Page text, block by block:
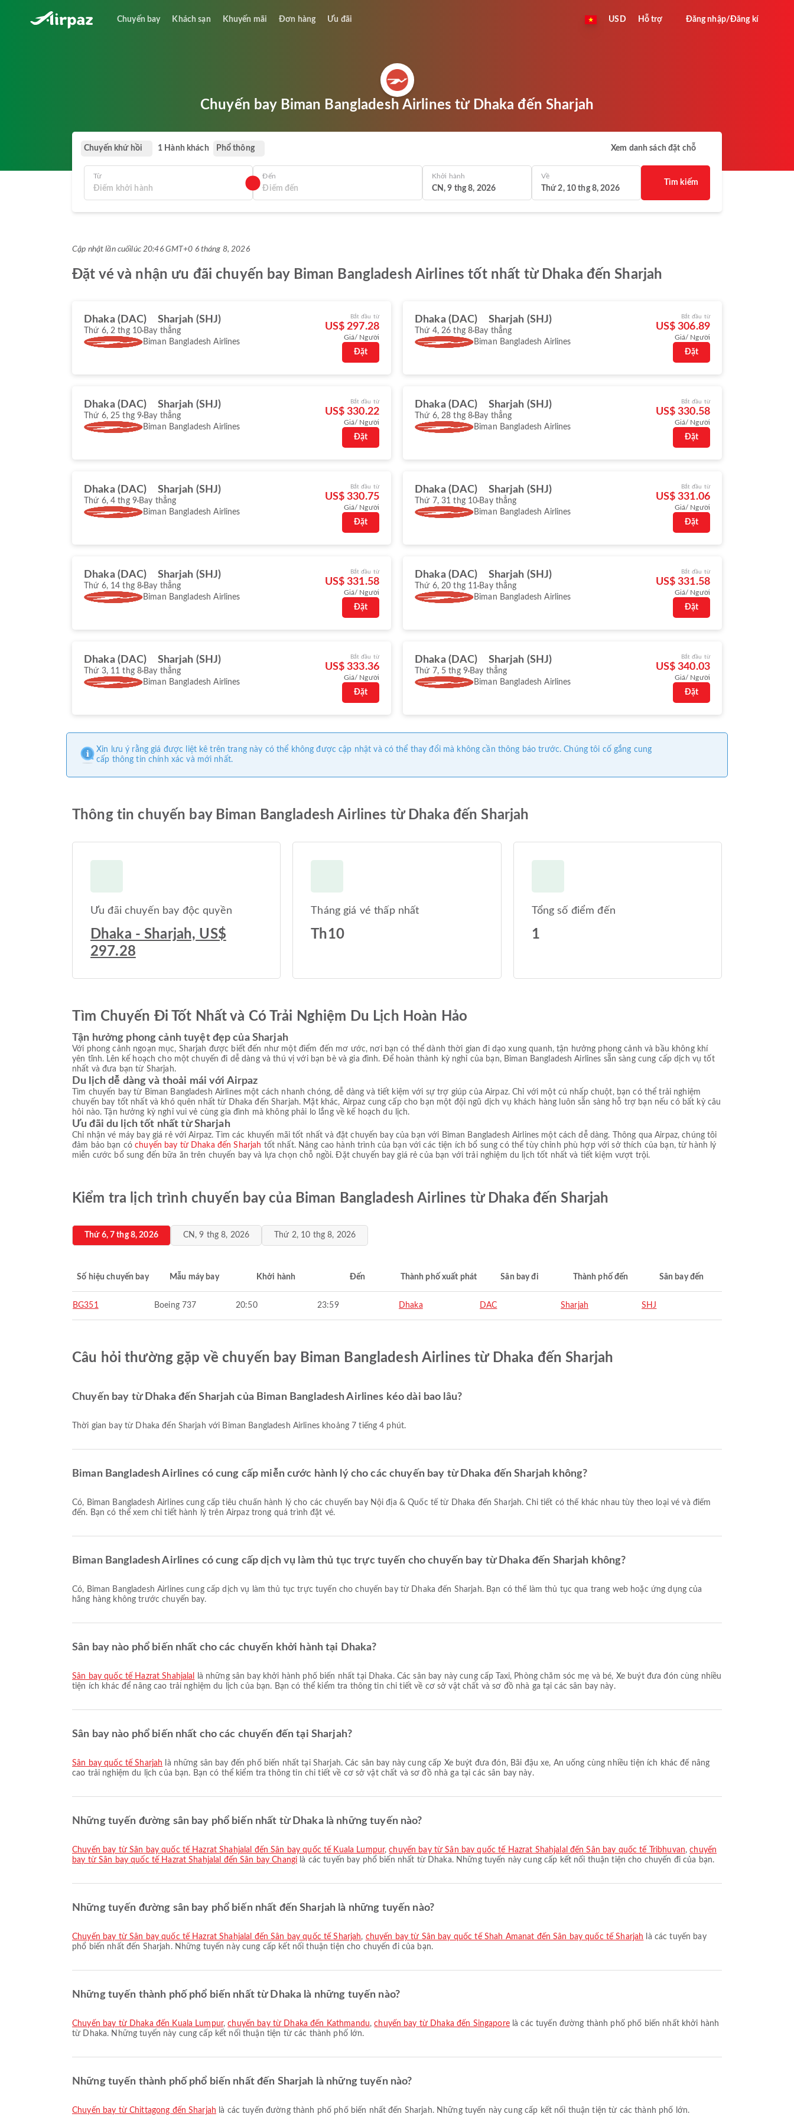
Chuyến bay Khách sạn Khuyến mãi Đơn hàng Ưu đãi USD Hỗ trợ Đăng nhập/Đăng kí
Chuyến bay Biman Bangladesh Airlines từ Dhaka đến Sharjah
Chuyến khứ hồi 1 Hành khách Phổ thông Xem danh sách đặt chỗ
Từ Đến Khởi hành
CN, 9 thg 8, 2026
Về
Thứ 2, 10 thg 8, 2026
Tìm kiếm
Cập nhật lần cuốilúc 20:46 GMT+0 6 tháng 8, 2026
Đặt vé và nhận ưu đãi chuyến bay Biman Bangladesh Airlines tốt nhất từ Dhaka đến Sharjah
Dhaka (DAC) Sharjah (SHJ)
Thứ 6, 2 thg 10 Bay thẳng
Biman Bangladesh Airlines
Bắt đầu từ
US$ 297.28
Giá/ Người
Đặt
Dhaka (DAC) Sharjah (SHJ)
Thứ 4, 26 thg 8 Bay thẳng
Biman Bangladesh Airlines
Bắt đầu từ
US$ 306.89
Giá/ Người
Đặt
Dhaka (DAC) Sharjah (SHJ)
Thứ 6, 25 thg 9 Bay thẳng
Biman Bangladesh Airlines
Bắt đầu từ
US$ 330.22
Giá/ Người
Đặt
Dhaka (DAC) Sharjah (SHJ)
Thứ 6, 28 thg 8 Bay thẳng
Biman Bangladesh Airlines
Bắt đầu từ
US$ 330.58
Giá/ Người
Đặt
Dhaka (DAC) Sharjah (SHJ)
Thứ 6, 4 thg 9 Bay thẳng
Biman Bangladesh Airlines
Bắt đầu từ
US$ 330.75
Giá/ Người
Đặt
Dhaka (DAC) Sharjah (SHJ)
Thứ 7, 31 thg 10 Bay thẳng
Biman Bangladesh Airlines
Bắt đầu từ
US$ 331.06
Giá/ Người
Đặt
Dhaka (DAC) Sharjah (SHJ)
Thứ 6, 14 thg 8 Bay thẳng
Biman Bangladesh Airlines
Bắt đầu từ
US$ 331.58
Giá/ Người
Đặt
Dhaka (DAC) Sharjah (SHJ)
Thứ 6, 20 thg 11 Bay thẳng
Biman Bangladesh Airlines
Bắt đầu từ
US$ 331.58
Giá/ Người
Đặt
Dhaka (DAC) Sharjah (SHJ)
Thứ 3, 11 thg 8 Bay thẳng
Biman Bangladesh Airlines
Bắt đầu từ
US$ 333.36
Giá/ Người
Đặt
Dhaka (DAC) Sharjah (SHJ)
Thứ 7, 5 thg 9 Bay thẳng
Biman Bangladesh Airlines
Bắt đầu từ
US$ 340.03
Giá/ Người
Đặt
Xin lưu ý rằng giá được liệt kê trên trang này có thể không được cập nhật và có thể thay đổi mà không cần thông báo trước. Chúng tôi cố gắng cung
cấp thông tin chính xác và mới nhất.
Thông tin chuyến bay Biman Bangladesh Airlines từ Dhaka đến Sharjah
Ưu đãi chuyến bay độc quyền
Dhaka - Sharjah, US$
297.28
Tháng giá vé thấp nhất
Th10
Tổng số điểm đến
1
Tìm Chuyến Đi Tốt Nhất và Có Trải Nghiệm Du Lịch Hoàn Hảo
Tận hưởng phong cảnh tuyệt đẹp của Sharjah
Với phong cảnh ngoạn mục, Sharjah được biết đến như một điểm đến mơ ước, nơi bạn có thể dành thời gian đi dạo xung quanh, tận hưởng phong cảnh và bầu không khí
yên tĩnh. Lên kế hoạch cho một chuyến đi dễ dàng và thú vị với bạn bè và gia đình. Để hoàn thành kỳ nghỉ của bạn, Biman Bangladesh Airlines sẵn sàng cung cấp dịch vụ tốt
nhất và đưa bạn từ Sharjah.
Du lịch dễ dàng và thoải mái với Airpaz
Tìm chuyến bay từ Biman Bangladesh Airlines một cách nhanh chóng, dễ dàng và tiết kiệm với sự trợ giúp của Airpaz. Chỉ với một cú nhấp chuột, bạn có thể trải nghiệm
chuyến bay tốt nhất và khó quên nhất từ Dhaka đến Sharjah. Mặt khác, Airpaz cung cấp cho bạn một đội ngũ dịch vụ khách hàng luôn sẵn sàng hỗ trợ bạn nếu có bất kỳ câu
hỏi nào. Tận hưởng kỳ nghỉ vui vẻ cùng gia đình mà không phải lo lắng về kế hoạch du lịch.
Ưu đãi du lịch tốt nhất từ Sharjah
Chỉ nhận vé máy bay giá rẻ với Airpaz. Tìm các khuyến mãi tốt nhất và đặt chuyến bay của bạn với Biman Bangladesh Airlines một cách dễ dàng. Thông qua Airpaz, chúng tôi
đảm bảo bạn cóchuyến bay từ Dhaka đến Sharjah tốt nhất. Nâng cao hành trình của bạn với các tiện ích bổ sung có thể tùy chỉnh phù hợp với sở thích của bạn, từ hành lý
miễn cước bổ sung đến bữa ăn trên chuyến bay và lựa chọn chỗ ngồi. Đặt chuyến bay giá rẻ của bạn với trải nghiệm du lịch tốt nhất và tiết kiệm vượt trội.
Kiểm tra lịch trình chuyến bay của Biman Bangladesh Airlines từ Dhaka đến Sharjah
Thứ 6, 7 thg 8, 2026 CN, 9 thg 8, 2026 Thứ 2, 10 thg 8, 2026
Số hiệu chuyến bay Mẫu máy bay Khởi hành Đến Thành phố xuất phát Sân bay đi Thành phố đến Sân bay đến
BG351 Boeing 737 20:50 23:59 Dhaka DAC Sharjah SHJ
Câu hỏi thường gặp về chuyến bay Biman Bangladesh Airlines từ Dhaka đến Sharjah
Chuyến bay từ Dhaka đến Sharjah của Biman Bangladesh Airlines kéo dài bao lâu?
Thời gian bay từ Dhaka đến Sharjah với Biman Bangladesh Airlines khoảng 7 tiếng 4 phút.
Biman Bangladesh Airlines có cung cấp miễn cước hành lý cho các chuyến bay từ Dhaka đến Sharjah không?
Có, Biman Bangladesh Airlines cung cấp tiêu chuẩn hành lý cho các chuyến bay Nội địa & Quốc tế từ Dhaka đến Sharjah. Chi tiết có thể khác nhau tùy theo loại vé và điểm
đến. Bạn có thể xem chi tiết hành lý trên Airpaz trong quá trình đặt vé.
Biman Bangladesh Airlines có cung cấp dịch vụ làm thủ tục trực tuyến cho chuyến bay từ Dhaka đến Sharjah không?
Có, Biman Bangladesh Airlines cung cấp dịch vụ làm thủ tục trực tuyến cho chuyến bay từ Dhaka đến Sharjah. Bạn có thể làm thủ tục qua trang web hoặc ứng dụng của
hãng hàng không trước chuyến bay.
Sân bay nào phổ biến nhất cho các chuyến khởi hành tại Dhaka?
Sân bay quốc tế Hazrat Shahjalal
là những sân bay khởi hành phổ biến nhất tại Dhaka. Các sân bay này cung cấp Taxi, Phòng chăm sóc mẹ và bé, Xe buýt đưa đón cùng nhiều
tiện ích khác để nâng cao trải nghiệm du lịch của bạn. Bạn có thể kiểm tra thông tin chi tiết về cơ sở vật chất và sơ đồ nhà ga tại các sân bay này.
Sân bay nào phổ biến nhất cho các chuyến đến tại Sharjah?
Sân bay quốc tế Sharjah là những sân bay đến phổ biến nhất tại Sharjah. Các sân bay này cung cấp Xe buýt đưa đón, Bãi đậu xe, Ăn uống cùng nhiều tiện ích khác để nâng
cao trải nghiệm du lịch của bạn. Bạn có thể kiểm tra thông tin chi tiết về cơ sở vật chất và sơ đồ nhà ga tại các sân bay này.
Những tuyến đường sân bay phổ biến nhất từ Dhaka là những tuyến nào?
chuyến bay từ Sân bay quốc tế Hazrat Shahjalal đến Sân bay quốc tế Kuala Lumpur,chuyến bay từ Sân bay quốc tế Hazrat Shahjalal đến Sân bay quốc tế Tribhuvan,chuyến
bay từ Sân bay quốc tế Hazrat Shahjalal đến Sân bay Changi là các tuyến bay phổ biến nhất từ Dhaka. Những tuyến này cung cấp kết nối thuận tiện cho chuyến đi của bạn.
Những tuyến đường sân bay phổ biến nhất đến Sharjah là những tuyến nào?
chuyến bay từ Sân bay quốc tế Hazrat Shahjalal đến Sân bay quốc tế Sharjah, chuyến bay từ Sân bay quốc tế Shah Amanat đến Sân bay quốc tế Sharjah là các tuyến bay
phổ biến nhất đến Sharjah. Những tuyến này cung cấp kết nối thuận tiện cho chuyến đi của bạn.
Những tuyến thành phố phổ biến nhất từ Dhaka là những tuyến nào?
chuyến bay từ Dhaka đến Kuala Lumpur,chuyến bay từ Dhaka đến Kathmandu,chuyến bay từ Dhaka đến Singaporelà các tuyến đường thành phố phổ biến nhất khởi hành
từ Dhaka. Những tuyến này cung cấp kết nối thuận tiện từ các thành phố lớn.
Những tuyến thành phố phổ biến nhất đến Sharjah là những tuyến nào?
chuyến bay từ Chittagong đến Sharjah là các tuyến đường thành phố phổ biến nhất đến Sharjah. Những tuyến này cung cấp kết nối thuận tiện từ các thành phố lớn.